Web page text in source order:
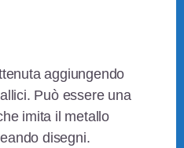
aggiungendo
Può essere una
imita il metallo
disegni.